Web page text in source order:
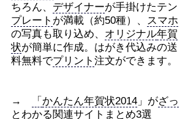
ちろん、 デザイナーが手掛けたテン
プレート が満載（約50種）、 スマホ
の写真も取り込め、 オリジナル年賀
状が簡単に作成。はがき代込みの送
料無料でプリント 注文ができます。
→ 「 かんたん年賀状2014」がざっ
とわかる関連サイト まとめ3選